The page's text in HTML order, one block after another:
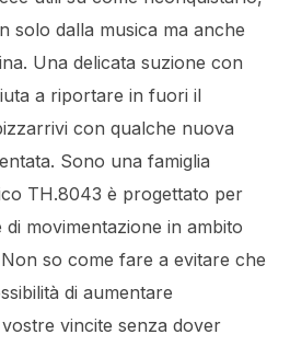
solo dalla musica ma anche
Una delicata suzione con
a riportare in fuori il
con qualche nuova
Sono una famiglia
TH.8043 è progettato per
di movimentazione in ambito
so come fare a evitare che
di aumentare
vincite senza dover